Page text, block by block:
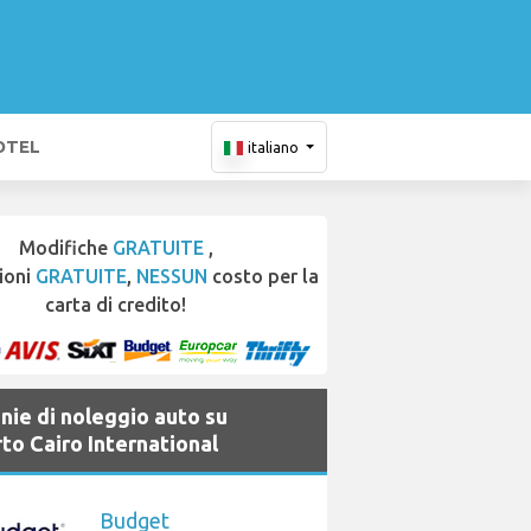
italiano
Modifiche GRATUITE,
GRATUITE, NESSUN costo per la
carta di credito!
di noleggio auto su
Cairo International
Budget